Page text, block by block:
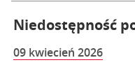
Niedostępność
09 kwiecień 2026